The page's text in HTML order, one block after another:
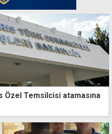
Özel Temsilcisi atamasına